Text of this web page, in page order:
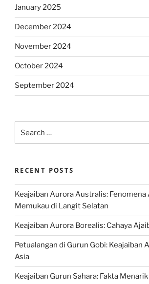
January 2025
December 2024
November 2024
October 2024
September 2024
for:
RECENT POSTS
Keajaiban Aurora Australis: Fenomena
Memukau di Langit Selatan
Keajaiban Aurora Borealis: Cahaya
Petualangan di Gurun Gobi: Keajaiban
Asia
Keajaiban Gurun Sahara: Fakta Menarik